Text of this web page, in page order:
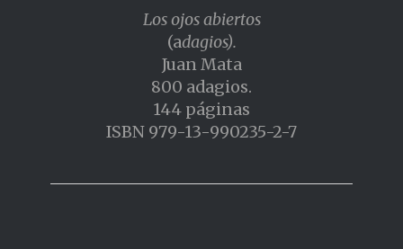
Los ojos abiertos
(adagios).
Juan Mata
800 adagios.
144 páginas
ISBN 979-13-990235-2-7